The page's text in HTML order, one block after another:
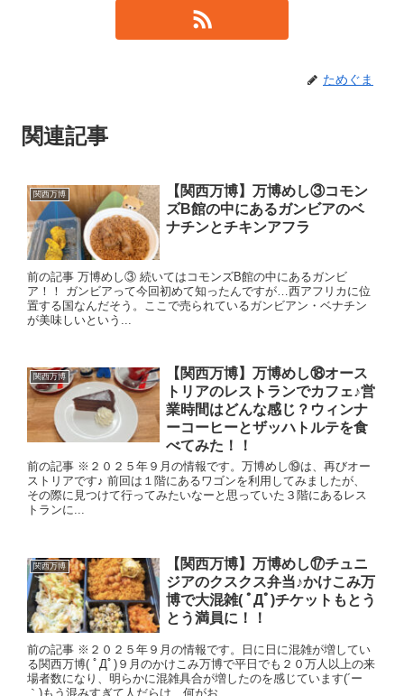
ためぐま
関連記事
関西万博
【関西万博】万博めし③コモン
ズB館の中にあるガンビアのベ
ナチンとチキンアフラ
前の記事 万博めし③ 続いてはコモンズB館の中にあるガンビ
ア！！ ガンビアって今回初めて知ったんですが…西アフリカに位
置する国なんだそう。ここで売られているガンビアン・ベナチン
が美味しいという...
関西万博
【関西万博】万博めし⑱オース
トリアのレストランでカフェ♪営
業時間はどんな感じ？ウィンナ
ーコーヒーとザッハトルテを食
べてみた！！
前の記事 ※２０２５年９月の情報です。万博めし⑲は、再びオー
ストリアです♪ 前回は１階にあるワゴンを利用してみましたが、
その際に見つけて行ってみたいなーと思っていた３階にあるレス
トランに...
関西万博
【関西万博】万博めし⑰チュニ
ジアのクスクス弁当♪かけこみ万
博で大混雑( ﾟДﾟ)チケットもとう
とう満員に！！
前の記事 ※２０２５年９月の情報です。日に日に混雑が増してい
る関西万博( ﾟДﾟ)９月のかけこみ万博で平日でも２０万人以上の来
場者数になり、明らかに混雑具合が増したのを感じています(´ー
｀)もう混みすぎて人だらけ…何がお...